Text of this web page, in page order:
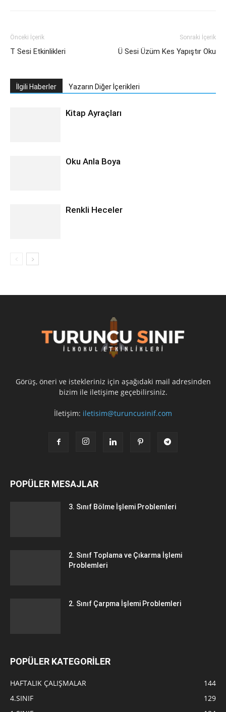
Önceki İçerik
T Sesi Etkinlikleri
Sonraki İçerik
Ü Sesi Üzüm Kes Yapıştır Oku
İlgili Haberler Yazarın Diğer İçerikleri
Kitap Ayraçları
Oku Anla Boya
Renkli Heceler
Görüş, öneri ve istekleriniz için aşağıdaki mail adresinden
bizim ile iletişime geçebilirsiniz.
İletişim: iletisim@turuncusinif.com
POPÜLER MESAJLAR
3. Sınıf Bölme İşlemi Problemleri
2. Sınıf Toplama ve Çıkarma İşlemi
Problemleri
2. Sınıf Çarpma İşlemi Problemleri
POPÜLER KATEGORİLER
HAFTALIK ÇALIŞMALAR
144
4.SINIF
129